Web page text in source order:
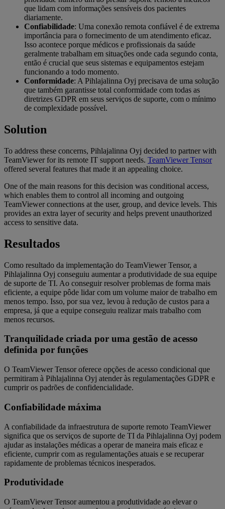
que lidam com informações sensíveis dos pacientes
diariamente.
Confiabilidade: Uma conexão remota confiável é de extrema
importância para o fornecimento de um atendimento eficaz.
Isso acontece porque médicos e profissionais da saúde
geralmente trabalham em situações onde cada segundo conta,
então é crucial que seus sistemas e equipamentos estejam
funcionando a todo momento.
Conformidade: A Pihlajalinna Oyj precisava de uma solução
que também garantisse total conformidade com todas as
diretrizes GDPR em seus serviços de suporte, com o mínimo
de complexidade possível.
Solution
To address these concerns, Pihlajalinna Oyj decided to partner with
TeamViewer for its remote IT support needs. TeamViewer Tensor
offered several features that made it an appealing choice.
One of the main reasons for this decision was conditional access,
which enables them to control all incoming and outgoing
TeamViewer connections at the user, group, and device levels. This
provides an extra layer of security and helps prevent unauthorized
access to sensitive data.
Resultados
Como resultado da implementação do TeamViewer Tensor, a
Pihlajalinna Oyj conseguiu aumentar a produtividade de sua equipe
de suporte de TI. Ao conseguir resolver problemas de forma mais
eficiente, a equipe pôde lidar com um volume maior de trabalho em
menos tempo. Isso, por sua vez, levou à redução de custos para a
empresa, já que a equipe conseguiu realizar mais trabalho com
menos recursos.
Tranquilidade criada por uma gestão de acesso
definida por funções
O TeamViewer Tensor oferece opções de acesso condicional que
permitiram à Pihlajalinna Oyj atender às regulamentações GDPR e
cumprir os padrões de confidencialidade.
Confiabilidade máxima
A confiabilidade da infraestrutura de suporte remoto TeamViewer
significa que os serviços de suporte de TI da Pihlajalinna Oyj podem
ajudar as instalações médicas a operar de maneira mais eficaz e
eficiente, cumprir com as regulamentações atuais e se recuperar
rapidamente de problemas técnicos inesperados.
Produtividade
O TeamViewer Tensor aumentou a produtividade ao elevar o